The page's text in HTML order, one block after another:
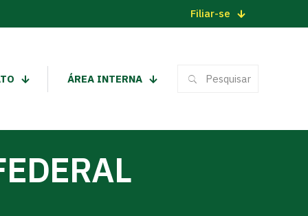
Filiar-se
ÁREA INTERNA